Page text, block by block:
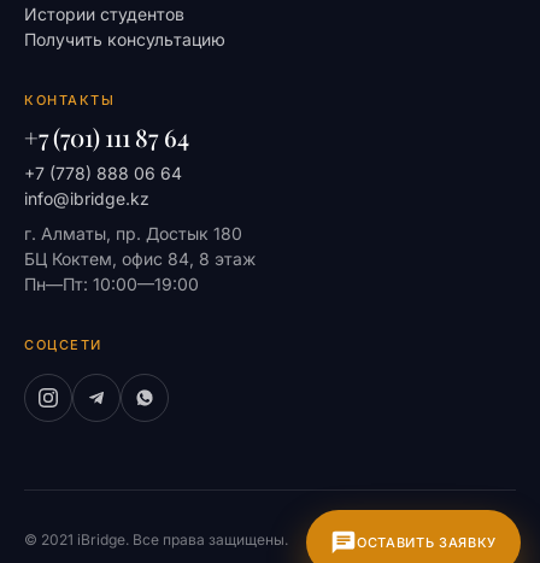
Истории студентов
Получить консультацию
КОНТАКТЫ
+7 (701) 111 87 64
+7 (778) 888 06 64
info@ibridge.kz
г. Алматы, пр. Достык 180
БЦ Коктем, офис 84, 8 этаж
Пн—Пт: 10:00—19:00
СОЦСЕТИ
© 2021 iBridge. Все права защищены. На главную
ОСТАВИТЬ ЗАЯВКУ